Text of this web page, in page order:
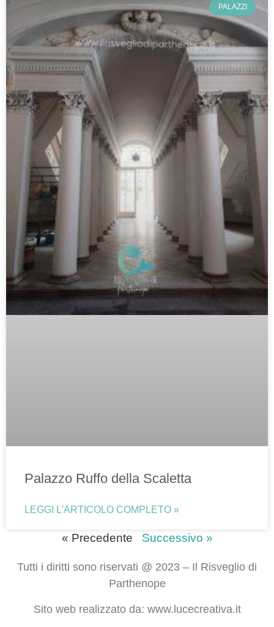
PALAZZI
Palazzo Ruffo della Scaletta
LEGGI L'ARTICOLO COMPLETO »
« Precedente Successivo »
Tutti i diritti sono riservati @ 2023 – Il Risveglio di
Parthenope
Sito web realizzato da: www.lucecreativa.it